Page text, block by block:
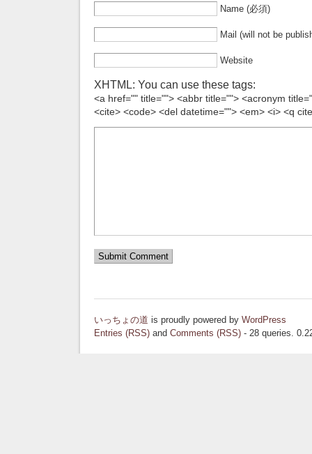
Name (必須)
Mail (will not be
Website
XHTML: You can use these tags:
<a href="" title=""> <abbr title=""> <acronym
<cite> <code> <del datetime=""> <em> <i> <q
いっちょの道 is proudly powered by WordPress
Entries (RSS) and Comments (RSS) - 28 queries.